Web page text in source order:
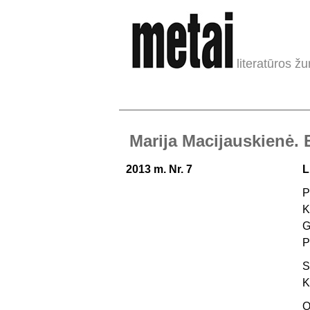
literatūros
Marija Macijauskienė.
2013 m. Nr. 7